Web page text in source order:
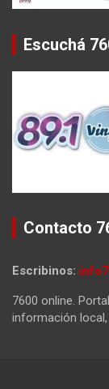
Escuchá
Contacto
Escribinos:
7600 online.
información